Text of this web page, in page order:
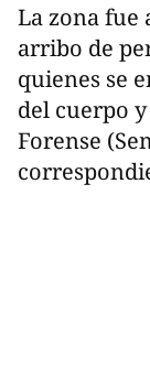
La zona fue
arribo de
quienes se
del cuerpo
Forense